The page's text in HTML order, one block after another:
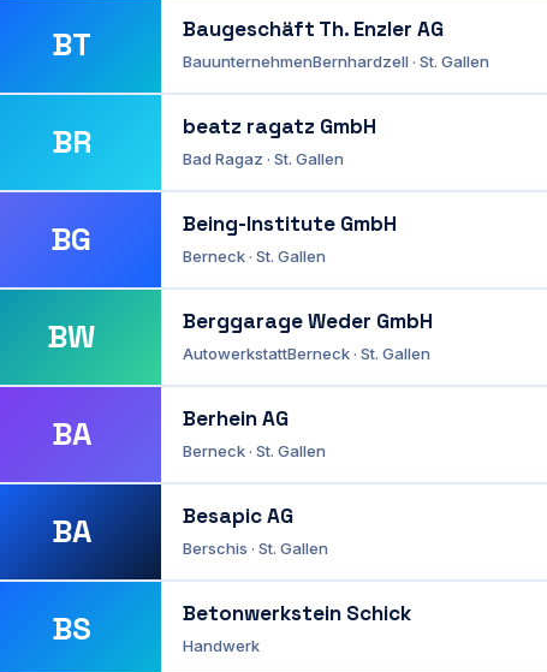
BT Baugeschäft Th. Enzler AG
BauunternehmenBernhardzell · St. Gallen
BR beatz ragatz GmbH
Bad Ragaz · St. Gallen
BG Being-Institute GmbH
Berneck · St. Gallen
BW Berggarage Weder GmbH
AutowerkstattBerneck · St. Gallen
BA Berhein AG
Berneck · St. Gallen
BA Besapic AG
Berschis · St. Gallen
BS Betonwerkstein Schick
Handwerk